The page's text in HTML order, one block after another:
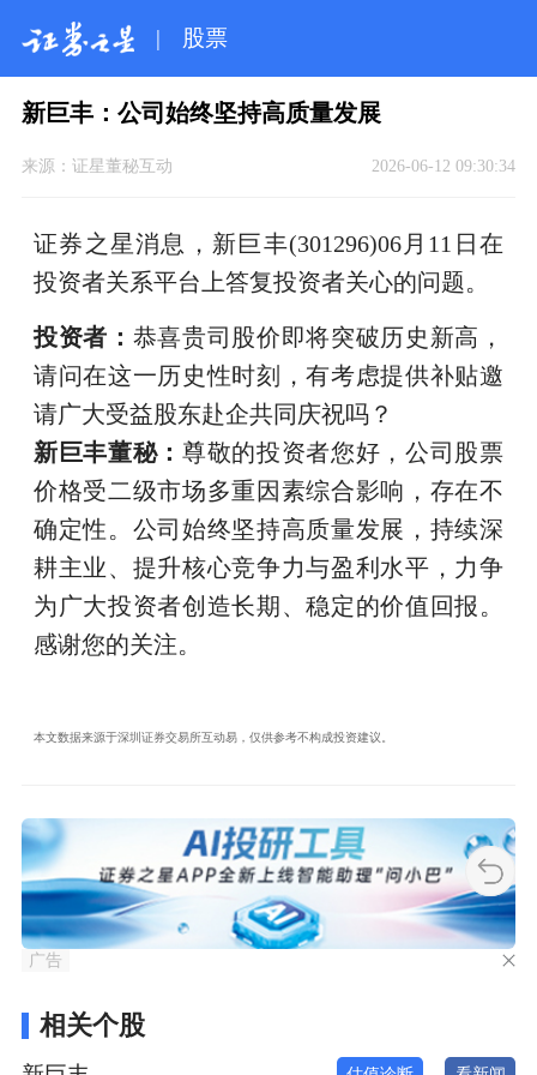
| 股票
新巨丰：公司始终坚持高质量发展
来源： 证星董秘互动 2026-06-12 09:30:34
证券之星消息，新巨丰(301296)06月11日在
投资者关系平台上答复投资者关心的问题。
投资者： 恭喜贵司股价即将突破历史新高，
请问在这一历史性时刻，有考虑提供补贴邀
请广大受益股东赴企共同庆祝吗？
新巨丰董秘： 尊敬的投资者您好，公司股票
价格受二级市场多重因素综合影响，存在不
确定性。公司始终坚持高质量发展，持续深
耕主业、提升核心竞争力与盈利水平，力争
为广大投资者创造长期、稳定的价值回报。
感谢您的关注。
本文数据来源于深圳证券交易所互动易，仅供参考不构成投资建议。
广告
相关个股